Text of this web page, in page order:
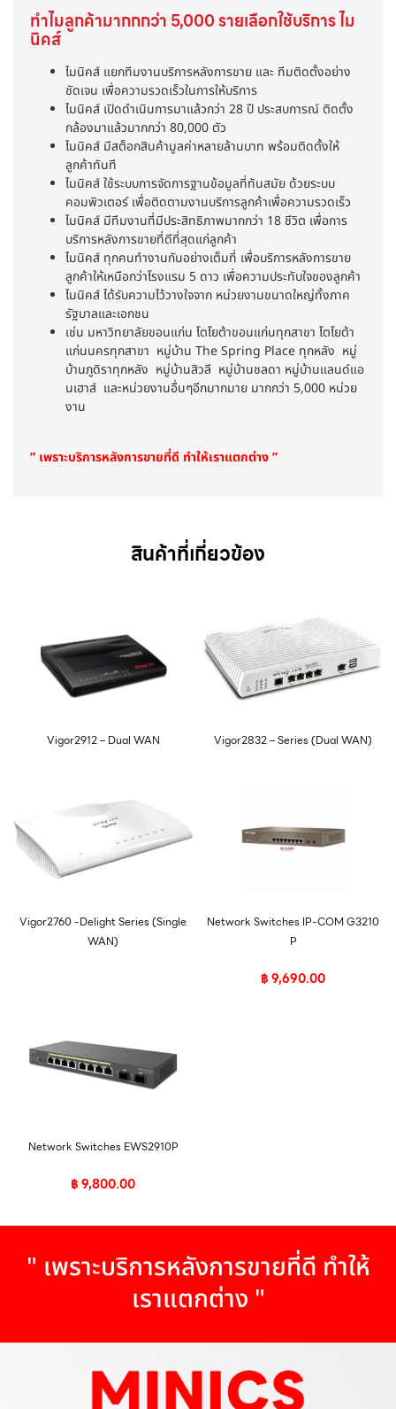
ทำไมลูกค้ามากกกว่า 5,000 รายเลือกใช้บริการ ไม
นิคส์
ไมนิคส์ แยกทีมงานบริการหลังการขาย และ ทีมติดตั้งอย่าง
ชัดเจน เพื่อความรวดเร็วในการให้บริการ
ไมนิคส์ เปิดดำเนินการมาแล้วกว่า 28 ปี ประสบการณ์ ติดตั้ง
กล้องมาแล้วมากกว่า 80,000 ตัว
ไมนิคส์ มีสต็อกสินค้ามูลค่าหลายล้านบาท พร้อมติดตั้งให้
ลูกค้าทันที
ไมนิคส์ ใช้ระบบการจัดการฐานข้อมูลที่ทันสมัย ด้วยระบบ
คอมพิวเตอร์ เพื่อติดตามงานบริการลูกค้าเพื่อความรวดเร็ว
ไมนิคส์ มีทีมงานที่มีประสิทธิภาพมากกว่า 18 ชีวิต เพื่อการ
บริการหลังการขายที่ดีที่สุดแก่ลูกค้า
ไมนิคส์ ทุกคนทำงานกันอย่างเต็มที่ เพื่อบริการหลังการขาย
ลูกค้าให้เหนือกว่าโรงแรม 5 ดาว เพื่อความประทับใจของลูกค้า
ไมนิคส์ ได้รับความไว้วางใจจาก หน่วยงานขนาดใหญ่ทั้งภาค
รัฐบาลและเอกชน
เช่น มหาวิทยาลัยขอนแก่น โตโยต้าขอนแก่นทุกสาขา โตโยต้า
แก่นนครทุกสาขา หมู่บ้าน The Spring Place ทุกหลัง หมู่
บ้านภูดิราทุกหลัง หมู่บ้านสิวลี หมู่บ้านชลดา หมู่บ้านแลนด์แอ
นเฮาส์ และหน่วยงานอื่นๆอีกมากมาย มากกว่า 5,000 หน่วย
งาน
” เพราะบริการหลังการขายที่ดี ทำให้เราแตกต่าง ”
สินค้าที่เกี่ยวข้อง
Vigor2912 – Dual WAN Vigor2832 – Series (Dual WAN)
Vigor2760 -Delight Series (Single
WAN)
Network Switches IP-COM G3210
P
฿9,690.00
Network Switches EWS2910P
฿9,800.00
" เพราะบริการหลังการขายที่ดี ทำให้
เราแตกต่าง "